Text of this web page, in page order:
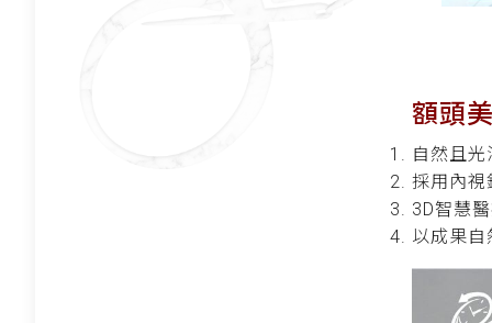
額頭
自然且
採用內視
3D智慧
以成果